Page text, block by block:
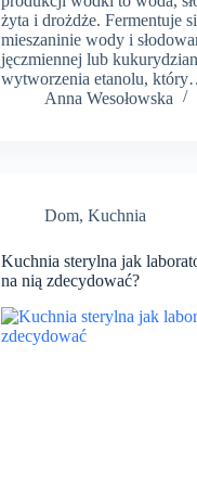
żyta i drożdże. Fermentuje
mieszaninie wody i
jęczmiennej lub
wytworzenia etanolu,
Anna Wesołowska
Dom,Kuchnia
Kuchnia sterylna jak
na nią zdecydować?